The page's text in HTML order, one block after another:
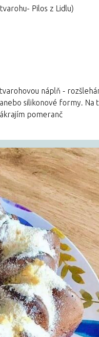
Pilos z Lidlu)
náplň -
silikonové formy. Na
pomeranč